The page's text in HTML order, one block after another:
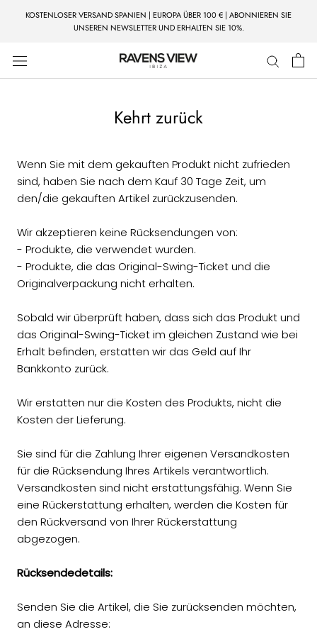
KOSTENLOSER VERSAND SPANIEN | EUROPA ÜBER 100 € | ABONNIEREN SIE
UNSEREN NEWSLETTER UND ERHALTEN SIE 10%.
Kehrt zurück
Wenn Sie mit dem gekauften Produkt nicht zufrieden
sind, haben Sie nach dem Kauf 30 Tage Zeit, um
den/die gekauften Artikel zurückzusenden.
Wir akzeptieren keine Rücksendungen von:
- Produkte, die verwendet wurden.
- Produkte, die das Original-Swing-Ticket und die
Originalverpackung nicht erhalten.
Sobald wir überprüft haben, dass sich das Produkt und
das Original-Swing-Ticket im gleichen Zustand wie bei
Erhalt befinden, erstatten wir das Geld auf Ihr
Bankkonto zurück.
Wir erstatten nur die Kosten des Produkts, nicht die
Kosten der Lieferung.
Sie sind für die Zahlung Ihrer eigenen Versandkosten
für die Rücksendung Ihres Artikels verantwortlich.
Versandkosten sind nicht erstattungsfähig. Wenn Sie
eine Rückerstattung erhalten, werden die Kosten für
den Rückversand von Ihrer Rückerstattung
abgezogen.
Rücksendedetails:
Senden Sie die Artikel, die Sie zurücksenden möchten,
an diese Adresse: